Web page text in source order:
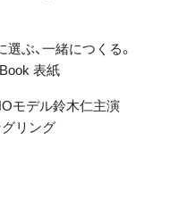
ぶ、一緒につくる。
表紙
モデル鈴木仁主演
リング